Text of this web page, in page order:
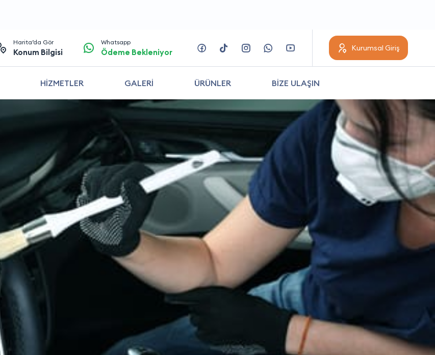
Harita’da Gör
Konum Bilgisi
Whatsapp
Ödeme Bekleniyor Kurumsal Giriş
HİZMETLER GALERİ ÜRÜNLER BİZE ULAŞIN